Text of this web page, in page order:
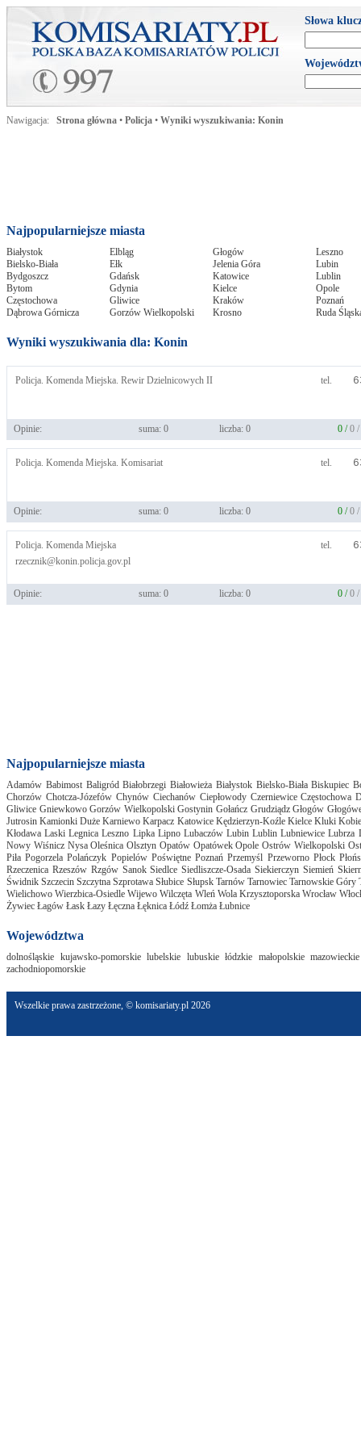
Słowa
Nawigacja: Strona główna • Policja • Wyniki wyszukiwania: Konin
Najpopularniejsze miasta
Białystok
Bielsko-Biała
Bydgoszcz
Bytom
Częstochowa
Dąbrowa Górnicza
Elbląg
Ełk
Gdańsk
Gdynia
Gliwice
Gorzów Wielkopolski
Głogów
Jelenia Góra
Katowice
Kielce
Kraków
Krosno
Leszno
Lubin
Lublin
Opole
Poznań
Ruda
Wyniki wyszukiwania dla: Konin
Policja. Komenda Miejska. Rewir Dzielnicowych II tel.
Opinie: suma: 0 liczba: 0 0 /0 /
Policja. Komenda Miejska. Komisariat tel.
Opinie: suma: 0 liczba: 0 0 /0 /
Policja. Komenda Miejska
rzecznik@konin.policja.gov.pl
tel.
Opinie: suma: 0 liczba: 0 0 /0 /
Najpopularniejsze miasta
Adamów Babimost Baligród Białobrzegi Białowieża Białystok Bielsko-Biała Biskupiec
Chorzów Chotcza-Józefów Chynów Ciechanów Ciepłowody Czerniewice Częstochowa
Gliwice Gniewkowo Gorzów Wielkopolski Gostynin Gołańcz Grudziądz Głogów
Jutrosin Kamionki Duże Karniewo Karpacz Katowice Kędzierzyn-Koźle Kielce Kluki
Kłodawa Laski Legnica Leszno Lipka Lipno Lubaczów Lubin Lublin Lubniewice Lubrza
Nowy Wiśnicz Nysa Oleśnica Olsztyn Opatów Opatówek Opole Ostrów Wielkopolski
Piła Pogorzela Polańczyk Popielów Poświętne Poznań Przemyśl Przeworno Płock
Rzeczenica Rzeszów Rzgów Sanok Siedlce Siedliszcze-Osada Siekierczyn Siemień
Świdnik Szczecin Szczytna Szprotawa Słubice Słupsk Tarnów Tarnowiec Tarnowskie Góry
Wielichowo Wierzbica-Osiedle Wijewo Wilczęta Wleń Wola Krzysztoporska Wrocław
Żywiec Łagów Łask Łazy Łęczna Łęknica Łódź Łomża Łubnice
Województwa
dolnośląskie kujawsko-pomorskie lubelskie lubuskie łódzkie małopolskie mazowieckie
zachodniopomorskie
Wszelkie prawa zastrzeżone, © komisariaty.pl 2026